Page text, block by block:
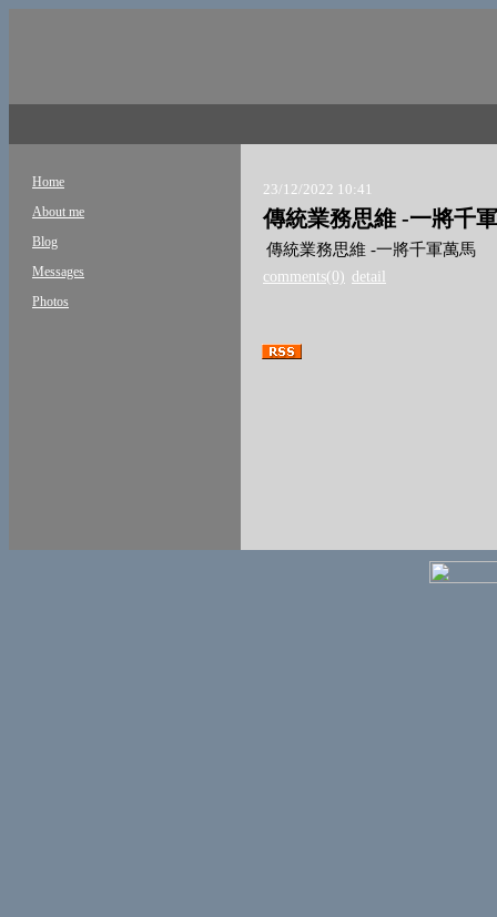
Home
About me
Blog
Messages
Photos
23/12/2022 10:41
傳統業務思維 -一將千
傳統業務思維 -一將千軍萬馬
comments(0) detail